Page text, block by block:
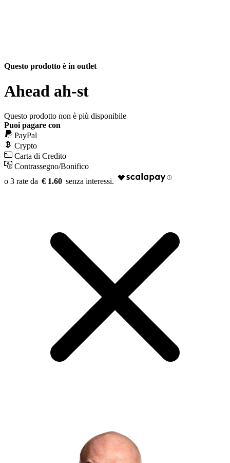
Questo prodotto è in outlet
Ahead ah-st
Questo prodotto non è più disponibile
Puoi pagare con
PayPal
Crypto
Carta di Credito
Contrassegno/Bonifico
€ 1.60